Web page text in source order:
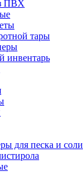
ПВХ
тары
инвентарь
для песка и соли